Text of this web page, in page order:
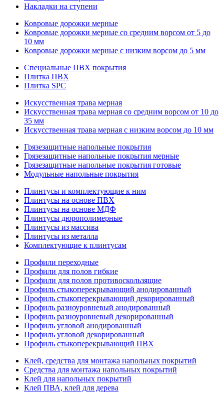
Накладки на ступени
Ковровые дорожки мерные
Ковровые дорожки мерные со средним ворсом от 5 до
10 мм
Ковровые дорожки мерные с низким ворсом до 5 мм
Специальные ПВХ покрытия
Плитка ПВХ
Плитка SPC
Искуccтвенная трава мерная
Искусственная трава мерная со средним ворсом от 10 до
35 мм
Искусственная трава мерная с низким ворсом до 10 мм
Грязезащитные напольные покрытия
Грязезащитные напольные покрытия мерные
Грязезащитные напольные покрытия готовые
Модульные напольные покрытия
Плинтусы и комплектующие к ним
Плинтусы на основе ПВХ
Плинтусы на основе МДФ
Плинтусы дюрополимерные
Плинтусы из массива
Плинтусы из металла
Комплектующие к плинтусам
Профили переходные
Профили для полов гибкие
Профили для полов противоскользящие
Профиль стыкоперекрывающий анодированный
Профиль стыкоперекрывающий декорированный
Профиль разноуровневый анодированный
Профиль разноуровневый декорированный
Профиль угловой анодированный
Профиль угловой декорированный
Профиль стыкоперекрывающий ПВХ
Клей, средства для монтажа напольных покрытий
Средства для монтажа напольных покрытий
Клей для напольных покрытий
Клей ПВА, клей для дерева